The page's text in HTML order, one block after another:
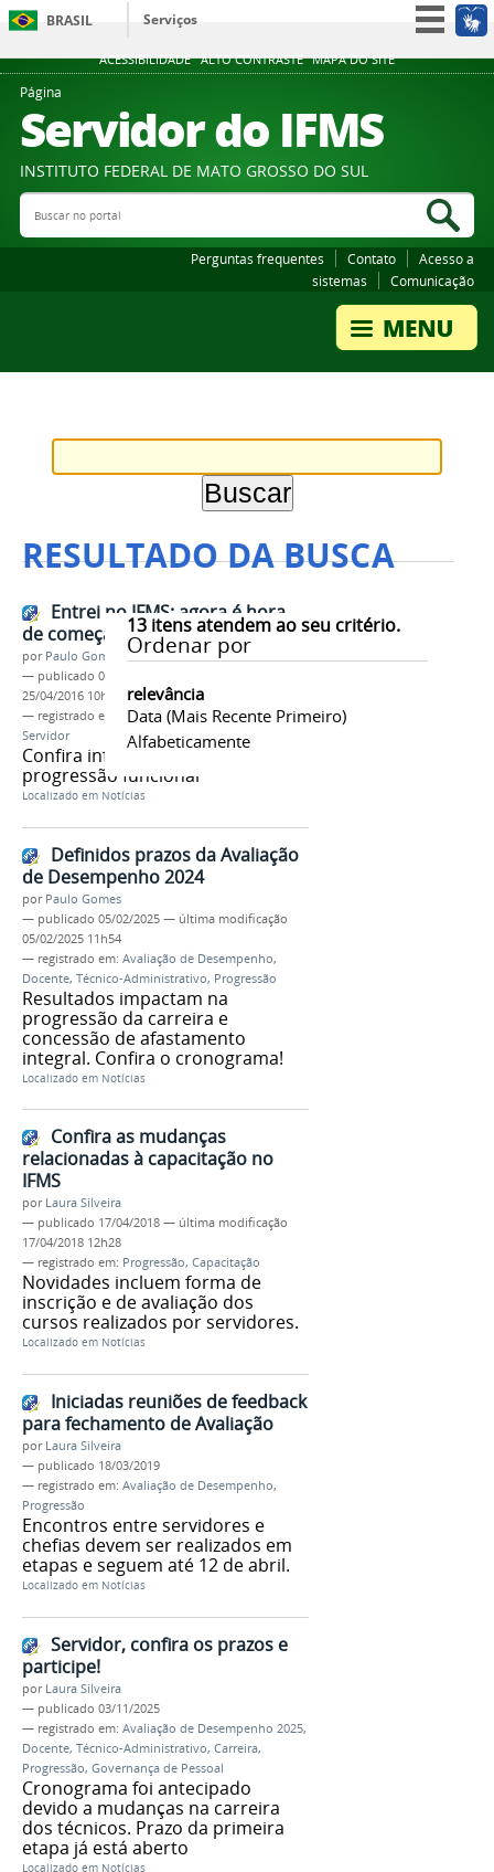
ACESSIBILIDADE ALTO CONTRASTE MAPA DO SITE
BRASIL
Serviços
Participe
Legislação
Canais
Página
Servidor do IFMS
INSTITUTO FEDERAL DE MATO GROSSO DO SUL
Buscar no portal
Perguntas frequentes Contato
Acesso a
sistemas
Comunicação
RESULTADO DA BUSCA
13itens atendem ao seu critério.
Ordenar por
relevância
Data (mais Recente Primeiro)
Alfabeticamente
Entrei no IFMS: agora é hora
de começar a progredir
por Paulo Gomes
— publicado 09/04/2015
25/04/2016 10h02
— registrado em:
Progressão ,Mérito,Capacitação,
Servidor
Confira informações sobre
progressão funcional
Localizado em Notícias
Definidos prazos da Avaliação
de Desempenho 2024
por Paulo Gomes
— publicado 05/02/2025 — última modificação
05/02/2025 11h54
— registrado em: Avaliação de Desempenho,
Docente, Técnico-Administrativo, Progressão
Resultados impactam na
progressão da carreira e
concessão de afastamento
integral. Confira o cronograma!
Localizado em Notícias
Confira as mudanças
relacionadas à capacitação no
IFMS
por Laura Silveira
— publicado 17/04/2018 — última modificação
17/04/2018 12h28
— registrado em: Progressão, Capacitação
Novidades incluem forma de
inscrição e de avaliação dos
cursos realizados por servidores.
Localizado em Notícias
Iniciadas reuniões de feedback
para fechamento de Avaliação
por Laura Silveira
— publicado 18/03/2019
— registrado em: Avaliação de Desempenho,
Progressão
Encontros entre servidores e
chefias devem ser realizados em
etapas e seguem até 12 de abril.
Localizado em Notícias
Servidor, confira os prazos e
participe!
por Laura Silveira
— publicado 03/11/2025
— registrado em: Avaliação de Desempenho 2025,
Docente, Técnico-Administrativo, Carreira,
Progressão, Governança de Pessoal
Cronograma foi antecipado
devido a mudanças na carreira
dos técnicos. Prazo da primeira
etapa já está aberto
Localizado em Notícias